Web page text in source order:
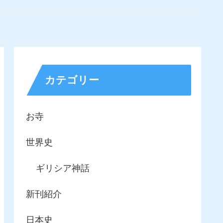
カテゴリー
お寺
世界史
ギリシア神話
新刊紹介
日本史